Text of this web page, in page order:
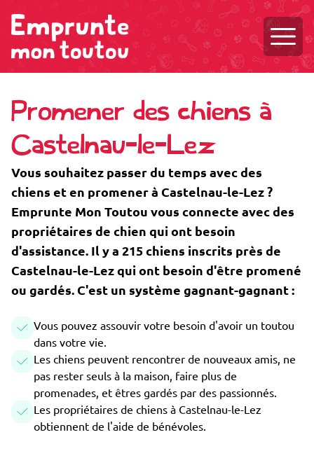
Promener des chiens à
Castelnau-le-Lez
Vous souhaitez passer du temps avec des
chiens et en promener à Castelnau-le-Lez ?
Emprunte Mon Toutou vous connecte avec des
propriétaires de chien qui ont besoin
d'assistance. Il y a 215 chiens inscrits près de
Castelnau-le-Lez qui ont besoin d'être promené
ou gardés. C'est un système gagnant-gagnant :
Vous pouvez assouvir votre besoin d'avoir un toutou
dans votre vie.
Les chiens peuvent rencontrer de nouveaux amis, ne
pas rester seuls à la maison, faire plus de
promenades, et êtres gardés par des passionnés.
Les propriétaires de chiens à Castelnau-le-Lez
obtiennent de l'aide de bénévoles.